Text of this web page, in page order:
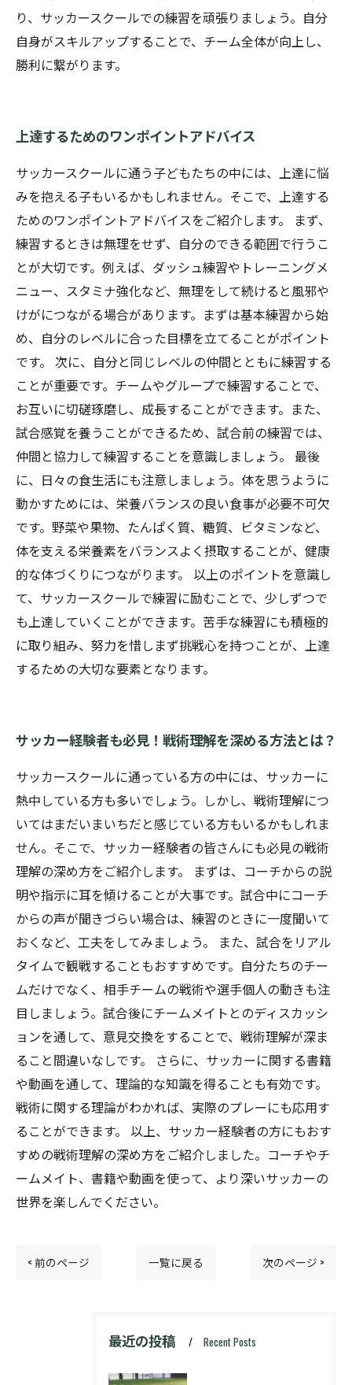
り、サッカースクールでの練習を頑張りましょう。自分
自身がスキルアップすることで、チーム全体が向上し、
勝利に繋がります。
上達するためのワンポイントアドバイス
サッカースクールに通う子どもたちの中には、上達に悩
みを抱える子もいるかもしれません。そこで、上達する
ためのワンポイントアドバイスをご紹介します。 まず、
練習するときは無理をせず、自分のできる範囲で行うこ
とが大切です。例えば、ダッシュ練習やトレーニングメ
ニュー、スタミナ強化など、無理をして続けると風邪や
けがにつながる場合があります。まずは基本練習から始
め、自分のレベルに合った目標を立てることがポイント
です。 次に、自分と同じレベルの仲間とともに練習する
ことが重要です。チームやグループで練習することで、
お互いに切磋琢磨し、成長することができます。また、
試合感覚を養うことができるため、試合前の練習では、
仲間と協力して練習することを意識しましょう。 最後
に、日々の食生活にも注意しましょう。体を思うように
動かすためには、栄養バランスの良い食事が必要不可欠
です。野菜や果物、たんぱく質、糖質、ビタミンなど、
体を支える栄養素をバランスよく摂取することが、健康
的な体づくりにつながります。 以上のポイントを意識し
て、サッカースクールで練習に励むことで、少しずつで
も上達していくことができます。苦手な練習にも積極的
に取り組み、努力を惜しまず挑戦心を持つことが、上達
するための大切な要素となります。
サッカー経験者も必見！戦術理解を深める方法とは？
サッカースクールに通っている方の中には、サッカーに
熱中している方も多いでしょう。しかし、戦術理解につ
いてはまだいまいちだと感じている方もいるかもしれま
せん。そこで、サッカー経験者の皆さんにも必見の戦術
理解の深め方をご紹介します。 まずは、コーチからの説
明や指示に耳を傾けることが大事です。試合中にコーチ
からの声が聞きづらい場合は、練習のときに一度聞いて
おくなど、工夫をしてみましょう。 また、試合をリアル
タイムで観戦することもおすすめです。自分たちのチー
ムだけでなく、相手チームの戦術や選手個人の動きも注
目しましょう。試合後にチームメイトとのディスカッシ
ョンを通して、意見交換をすることで、戦術理解が深ま
ること間違いなしです。 さらに、サッカーに関する書籍
や動画を通して、理論的な知識を得ることも有効です。
戦術に関する理論がわかれば、実際のプレーにも応用す
ることができます。 以上、サッカー経験者の方にもおす
すめの戦術理解の深め方をご紹介しました。コーチやチ
ームメイト、書籍や動画を使って、より深いサッカーの
世界を楽しんでください。
< 前のページ 一覧に戻る 次のページ >
最近の投稿 Recent Posts